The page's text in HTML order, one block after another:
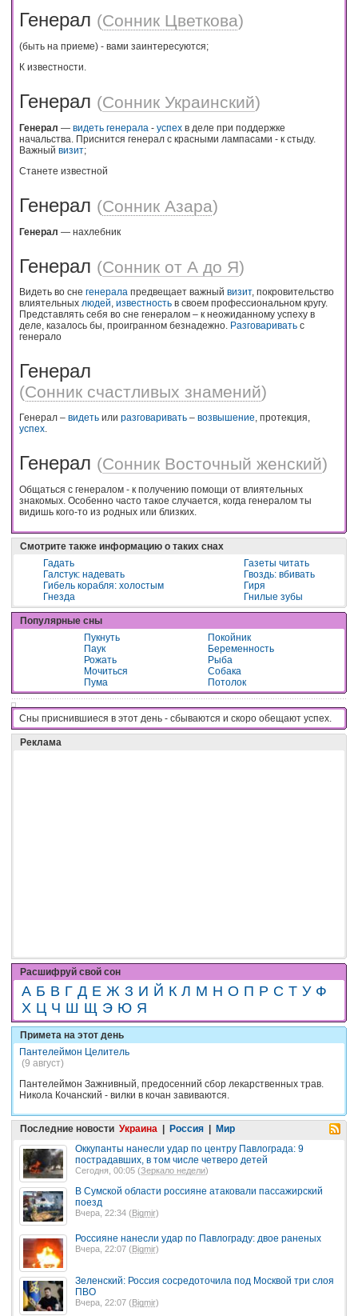
Генерал (Сонник Цветкова)
(быть на приеме) - вами заинтересуются;
К известности.
Генерал (Сонник Украинский)
Генерал — видеть генерала - успех в деле при поддержке
начальства. Приснится генерал с красными лампасами - к стыду.
Важный визит;
Станете известной
Генерал (Сонник Азара)
Генерал — нахлебник
Генерал (Сонник от А до Я)
Видеть во сне генерала предвещает важный визит, покровительство
влиятельных людей, известность в своем профессиональном кругу.
Представлять себя во сне генералом – к неожиданному успеху в
деле, казалось бы, проигранном безнадежно. Разговаривать с
генерало
Генерал
(Сонник счастливых знамений)
Генерал – видеть или разговаривать – возвышение, протекция,
успех.
Генерал (Сонник Восточный женский)
Общаться с генералом - к получению помощи от влиятельных
знакомых. Особенно часто такое случается, когда генералом ты
видишь кого-то из родных или близких.
Смотрите также информацию о таких снах
Гадать
Газеты читать
Галстук: надевать
Гвоздь: вбивать
Гибель корабля: холостым
Гиря
Гнезда
Гнилые зубы
Популярные сны
Пукнуть
Покойник
Паук
Беременность
Рожать
Рыба
Мочиться
Собака
Пума
Потолок
Сны приснившиеся в этот день - cбывaютcя и cкopo oбeщaют ycпex.
Реклама
Расшифруй свой сон
А Б В Г Д Е Ж З И Й К Л М Н О П Р С Т У Ф
Х Ц Ч Ш Щ Э Ю Я
Примета на этот день
Пантелеймон Целитель
(9 август)
Пантелеймон Зажнивный, предосенний сбор лекарственных трав.
Никола Кочанский - вилки в кочан завиваются.
Последние новости Украина | Россия | Мир
Оккупанты нанесли удар по центру Павлограда: 9
пострадавших, в том числе четверо детей
Сегодня, 00:05 (Зеркало недели)
В Сумской области россияне атаковали пассажирский
поезд
Вчера, 22:34 ( Bigmir)
Россияне нанесли удар по Павлограду: двое раненых
Вчера, 22:07 (Bigmir)
Зеленский: Россия сосредоточила под Москвой три слоя
ПВО
Вчера, 22:07 ( Bigmir)